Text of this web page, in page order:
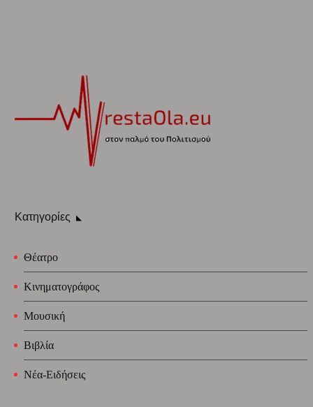
Κατηγορίες
Θέατρο
Κινηματογράφος
Μουσική
Βιβλία
Νέα-Ειδήσεις